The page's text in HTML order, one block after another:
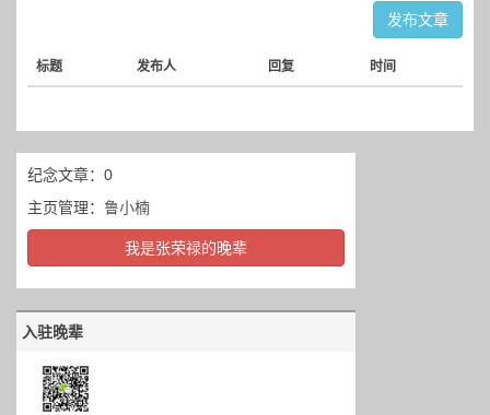
发布文章
标题 发布人 回复 时间
纪念文章：0
主页管理： 鲁小楠
我是张荣禄的晚辈
入驻晚辈